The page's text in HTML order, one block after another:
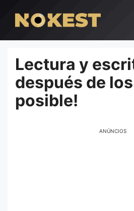
conteúdo
Lectura y
después de
posible!
ANÚNCIOS